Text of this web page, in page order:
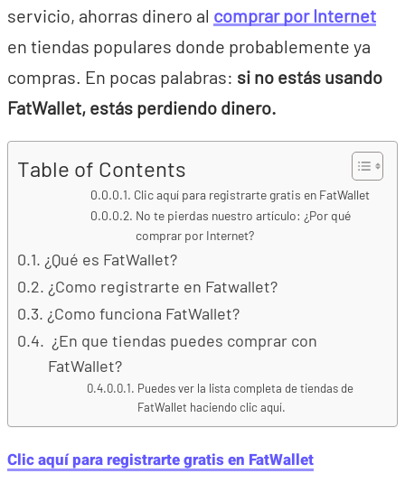
servicio, ahorras dinero al comprar por Internet
en tiendas populares donde probablemente ya
compras. En pocas palabras: si no estás usando
FatWallet, estás perdiendo dinero.
Table of Contents
Clic aquí para registrarte gratis en FatWallet
No te pierdas nuestro artículo: ¿Por qué
comprar por Internet?
¿Qué es FatWallet?
¿Como registrarte en Fatwallet?
¿Como funciona FatWallet?
¿En que tiendas puedes comprar con
FatWallet?
Puedes ver la lista completa de tiendas de
FatWallet haciendo clic aquí.
Clic aquí para registrarte gratis en FatWallet